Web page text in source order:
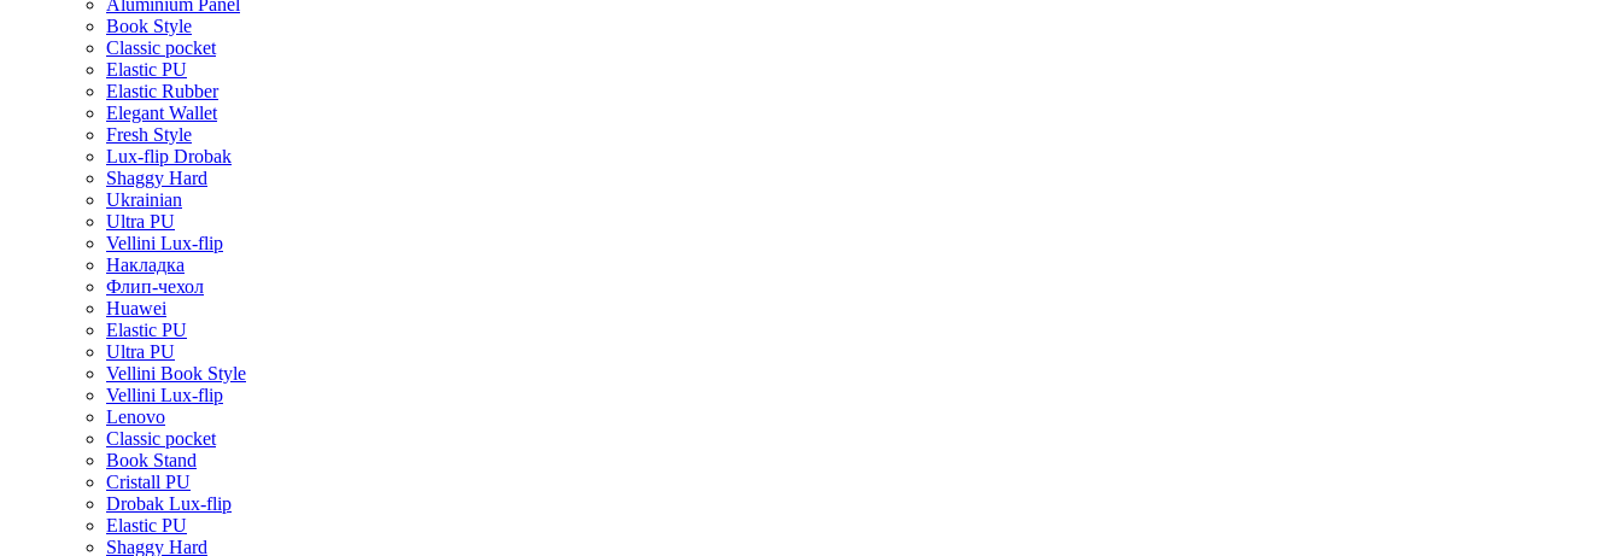
Aluminium Panel
Book Style
Classic pocket
Elastic PU
Elastic Rubber
Elegant Wallet
Fresh Style
Lux-flip Drobak
Shaggy Hard
Ukrainian
Ultra PU
Vellini Lux-flip
Накладка
Флип-чехол
Huawei
Elastic PU
Ultra PU
Vellini Book Style
Vellini Lux-flip
Lenovo
Classic pocket
Book Stand
Cristall PU
Drobak Lux-flip
Elastic PU
Shaggy Hard